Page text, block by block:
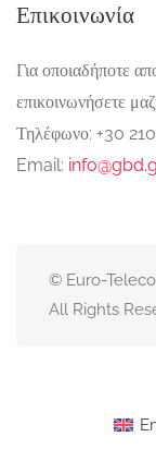
Επικοινωνία
Για οποιαδήποτε
επικοινωνήσετε
Τηλέφωνο: +30
Email:
© Euro-
All Rights